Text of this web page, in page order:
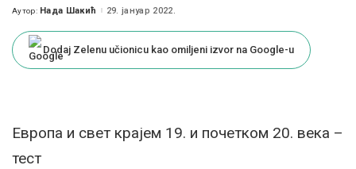
Posted
Аутор: Нада Шакић 29. јануар 2022.
Dodaj Zelenu učionicu kao omiljeni izvor na Google-u
Европа и свет крајем 19. и почетком 20. века –
тест